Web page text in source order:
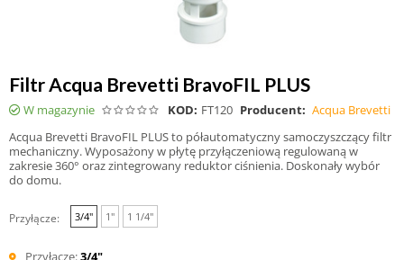
Filtr Acqua Brevetti BravoFIL PLUS
W magazynie KOD: FT120 Producent: Acqua Brevetti
Acqua Brevetti BravoFIL PLUS to półautomatyczny samoczyszczący filtr
mechaniczny. Wyposażony w płytę przyłączeniową regulowaną w
zakresie 360° oraz zintegrowany reduktor ciśnienia. Doskonały wybór
do domu.
Przyłącze: 3/4" 1" 1 1/4"
Przyłącze:3/4"